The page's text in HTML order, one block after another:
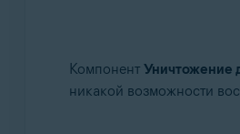
Продукты:
Avast Premium Security
Компонент Уничтожение
никакой возможности